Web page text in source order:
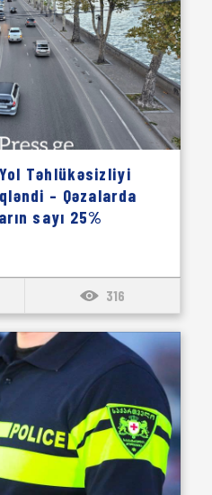
Təhlükəsizliyi
– Qəzalarda
sayı 25%
316